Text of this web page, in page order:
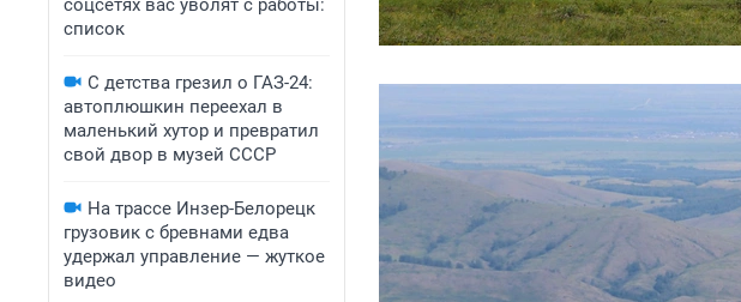
соцсетях вас уволят с работы:
список
С детства грезил о ГАЗ-24:
автоплюшкин переехал в
маленький хутор и превратил
свой двор в музей СССР
На трассе Инзер-Белорецк
грузовик с бревнами едва
удержал управление — жуткое
видео